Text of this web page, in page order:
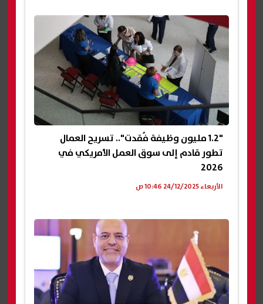
"1.2 مليون وظيفة فُقدت".. تسريح العمال
تطور قادم إلى سوق العمل الأمريكي في
2026
الأربعاء 24/12/2025 10:46 ص